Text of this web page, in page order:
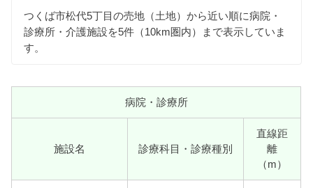
つくば市松代5丁目の売地（土地）から近い順に病院・
診療所・介護施設を5件（10km圏内）まで表示していま
す。
病院・診療所
施設名 診療科目・診療種別
直線距
離
（m）